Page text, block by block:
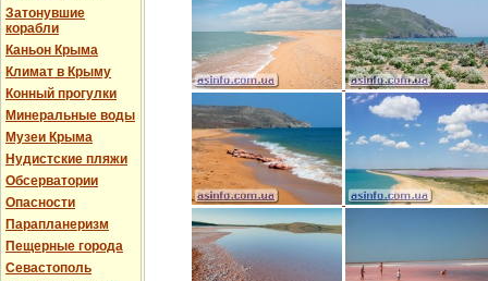
Затонувшие
корабли
Каньон Крыма
Климат в Крыму
Конный прогулки
Минеральные воды
Музеи Крыма
Нудистские пляжи
Обсерватории
Опасности
Парапланеризм
Пещерные города
Севастополь